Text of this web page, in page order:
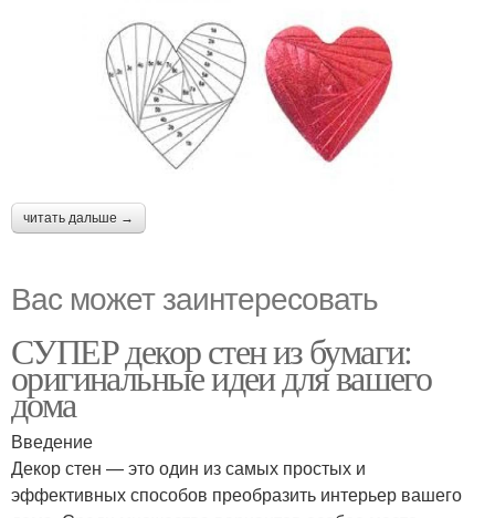
читать дальше →
Вас может заинтересовать
СУПЕР декор стен из бумаги:
оригинальные идеи для вашего
дома
Введение
Декор стен — это один из самых простых и
эффективных способов преобразить интерьер вашего